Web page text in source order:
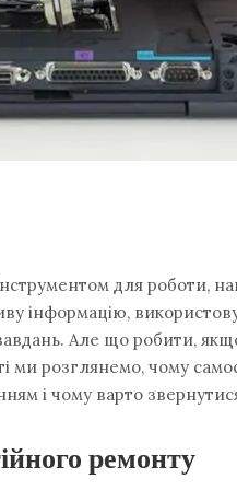
для роботи,
інформацію,
Але що робити,
ми розглянемо, чому
і чому варто
ремонту